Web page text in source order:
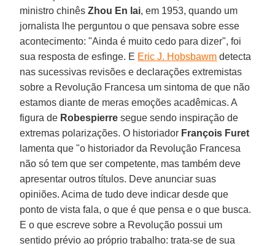
ministro chinêsZhou En lai, em 1953, quando um
jornalista lhe perguntou o que pensava sobre esse
acontecimento: "Ainda é muito cedo para dizer", foi
sua resposta de esfinge. E Eric J. Hobsbawm detecta
nas sucessivas revisões e declarações extremistas
sobre a Revolução Francesa um sintoma de que não
estamos diante de meras emoções acadêmicas. A
figura de Robespierre segue sendo inspiração de
extremas polarizações. O historiador François Furet
lamenta que "o historiador da Revolução Francesa
não só tem que ser competente, mas também deve
apresentar outros títulos. Deve anunciar suas
opiniões. Acima de tudo deve indicar desde que
ponto de vista fala, o que é que pensa e o que busca.
E o que escreve sobre a Revolução possui um
sentido prévio ao próprio trabalho: trata-se de sua